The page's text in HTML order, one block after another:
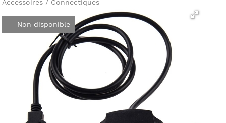
Accessoires / Connectiques
Non disponible